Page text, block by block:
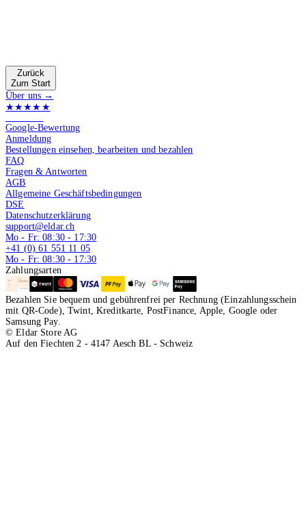
Zurück
Zum Start
Über uns →
★★★★★
Google-Bewertung
Anmeldung
Bestellungen einsehen, bearbeiten und bezahlen
FAQ
Fragen & Antworten
AGB
Allgemeine Geschäftsbedingungen
DSE
Datenschutzerklärung
support@eldar.ch
Mo - Fr: 08:30 - 17:30
+41 (0) 61 551 11 05
Mo - Fr: 08:30 - 17:30
Zahlungsarten
Bezahlen Sie bequem und gebührenfrei per Rechnung (Einzahlungsschein
mit QR-Code), Twint, Kreditkarte, PostFinance, Apple, Google oder
Samsung Pay.
© Eldar Store AG
Auf den Fiechten 2 - 4147 Aesch BL - Schweiz